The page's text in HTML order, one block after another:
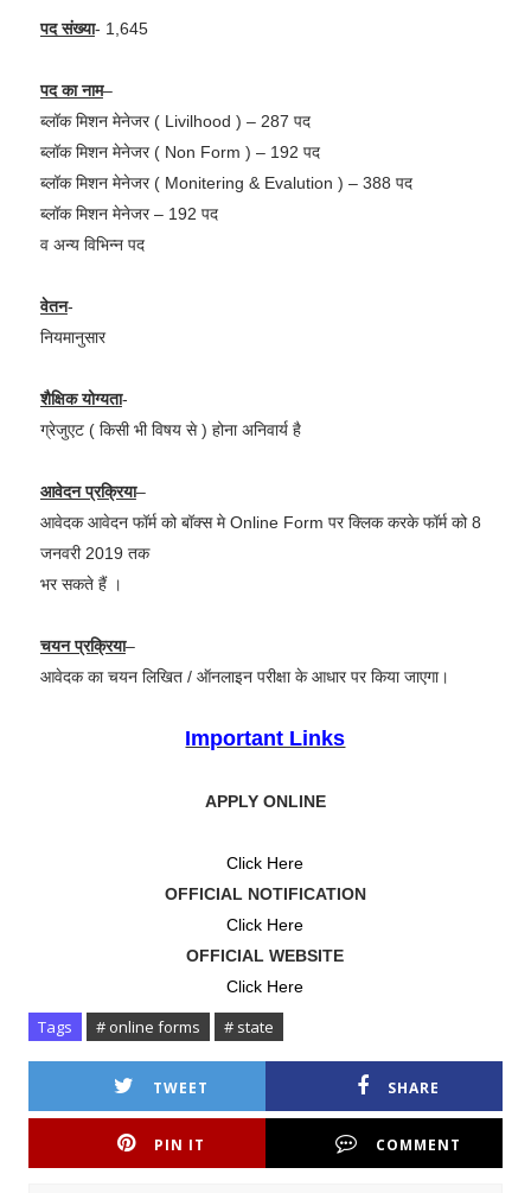
पद संख्या- 1,645
पद का नाम–
ब्लॉक मिशन मेनेजर ( Livilhood ) – 287 पद
ब्लॉक मिशन मेनेजर ( Non Form ) – 192 पद
ब्लॉक मिशन मेनेजर ( Monitering & Evalution ) – 388 पद
ब्लॉक मिशन मेनेजर – 192 पद
व अन्य विभिन्न पद
वेतन-
नियमानुसार
शैक्षिक योग्यता-
ग्रेजुएट ( किसी भी विषय से ) होना अनिवार्य है
आवेदन प्रक्रिया–
आवेदक आवेदन फॉर्म को बॉक्स मे Online Form पर क्लिक करके फॉर्म को 8
जनवरी 2019 तक
भर सकते हैं ।
चयन प्रक्रिया–
आवेदक का चयन लिखित / ऑनलाइन परीक्षा के आधार पर किया जाएगा।
Important Links
APPLY ONLINE
Click Here
OFFICIAL NOTIFICATION
Click Here
OFFICIAL WEBSITE
Click Here
Tags # online forms # state
TWEET SHARE
PIN IT COMMENT